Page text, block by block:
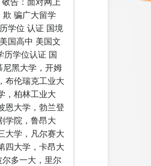
告：面对网上
欺 骗广大留学
学位 认证 国境
国高中 美国文
历学位认证 国
尼黑大学，开姆
布伦瑞克工业大
，柏林工业大
恩大学，勃兰登
学院，鲁昂大
大学，凡尔赛大
四大学，卡昂大
多一大，里尔